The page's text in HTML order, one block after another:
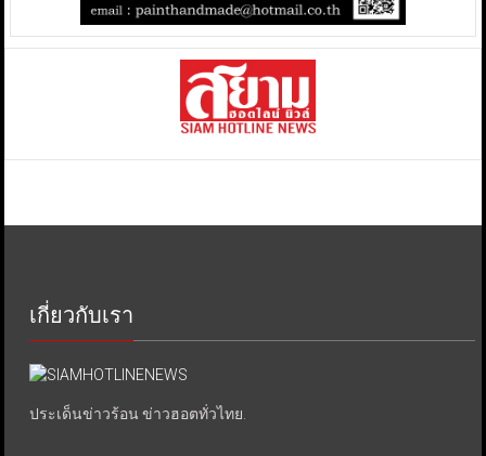
เกี่ยวกับเรา
ประเด็นข่าวร้อน ข่าวฮอตทั่วไทย.